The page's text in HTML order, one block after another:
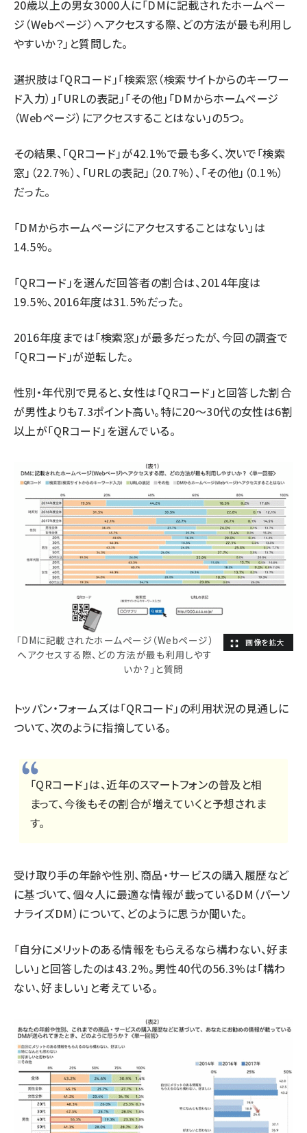
20歳以上の男女3000人に「DMに記載されたホームペー
ジ（Webページ）へアクセスする際、どの方法が最も利用し
やすいか？」と質問した。
選択肢は「QRコード」「検索窓（検索サイトからのキーワー
ド入力）」「URLの表記」「その他」「DMからホームページ
（Webページ）にアクセスすることはない」の5つ。
その結果、「QRコード」が42.1%で最も多く、次いで「検索
窓」（22.7%）、「URLの表記」（20.7%）、「その他」（0.1%）
だった。
「DMからホームページにアクセスすることはない」は
14.5%。
「QRコード」を選んだ回答者の割合は、2014年度は
19.5%、2016年度は31.5%だった。
2016年度までは「検索窓」が最多だったが、今回の調査で
「QRコード」が逆転した。
性別・年代別で見ると、女性は「QRコード」と回答した割合
が男性よりも7.3ポイント高い。特に20～30代の女性は6割
以上が「QRコード」を選んでいる。
「DMに記載されたホームページ（Webページ）
へアクセスする際、どの方法が最も利用しやす
いか？」と質問
トッパン・フォームズは「QRコード」の利用状況の見通しに
ついて、次のように指摘している。
「QRコード」は、近年のスマートフォンの普及と相
まって、今後もその割合が増えていくと予想されま
す。
受け取り手の年齢や性別、商品・サービスの購入履歴など
に基づいて、個々人に最適な情報が載っているDM（パーソ
ナライズDM）について、どのように思うか聞いた。
「自分にメリットのある情報をもらえるなら構わない、好ま
しい」と回答したのは43.2%。男性40代の56.3%は「構わ
ない、好ましい」と考えている。